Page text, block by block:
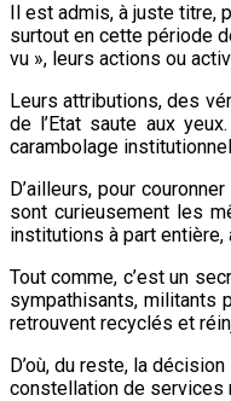
Il est admis, à juste titre,
surtout en cette période
vu », leurs actions ou
Leurs attributions, des
de l’Etat saute aux
carambolage
D’ailleurs, pour
sont curieusement les
institutions à part entière,
Tout comme, c’est un
sympathisants, militants
retrouvent recyclés et
D’où, du reste, la
constellation de services